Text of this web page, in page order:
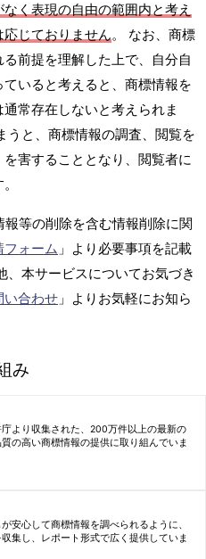
く表現の自由の範囲内と考え
じておりません。 なお、商標
前提を理解した上で、自分自
いると考えると、商標情報を
常存在しないと考えられま
うと、商標情報の調査、閲覧を
害することとなり、閲覧者に
等の削除を含む情報削除に関
フォーム 」より必要事項を記載
、本サービスについてお気づき
い合わせ 」よりお気軽にお知ら
み
より収集された、200万件以上の最新の
の高い商標情報の提供に取り組んでいま
安心して商標情報を調べられるように、
集し、レポート形式で広く提供していま